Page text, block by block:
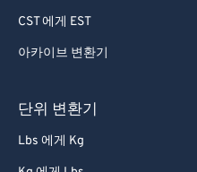
CST 에게 EST
아카이브 변환기
단위 변환기
Lbs 에게 Kg